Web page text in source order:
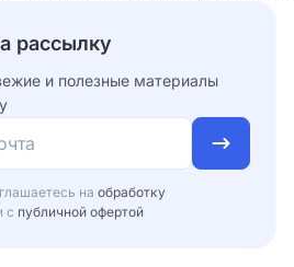
рассылку
и полезные материалы
на обработку
с публичной офертой